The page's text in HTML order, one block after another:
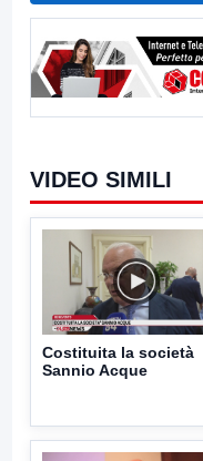
VIDEO SIMILI
Costituita la società
Sannio Acque